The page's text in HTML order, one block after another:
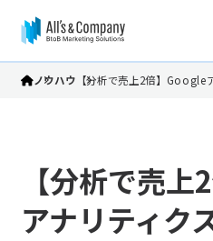
ノウハウ 【分析で売上2倍】Google
【分析で売
アナリティク